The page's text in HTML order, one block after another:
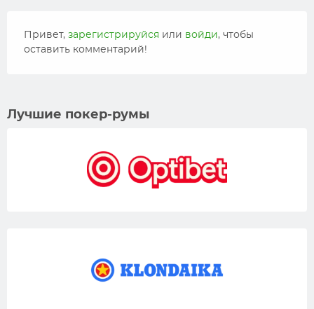
Привет, зарегистрируйся или войди, чтобы
оставить комментарий!
Лучшие покер-румы